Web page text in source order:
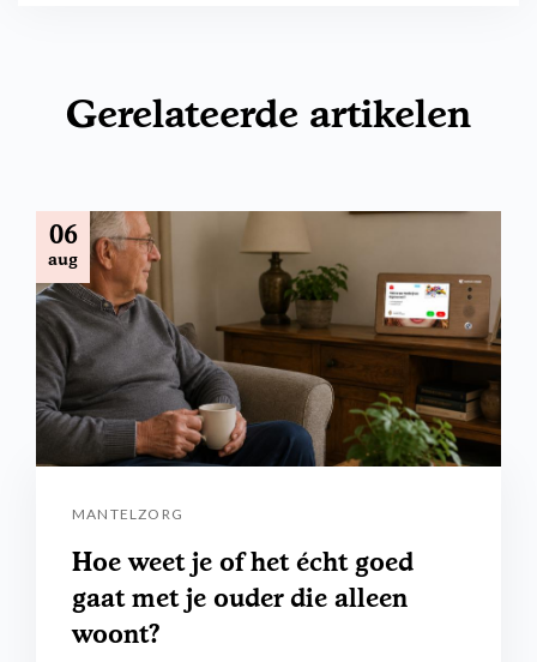
Gerelateerde artikelen
06
aug
MANTELZORG
Hoe weet je of het écht goed
gaat met je ouder die alleen
woont?